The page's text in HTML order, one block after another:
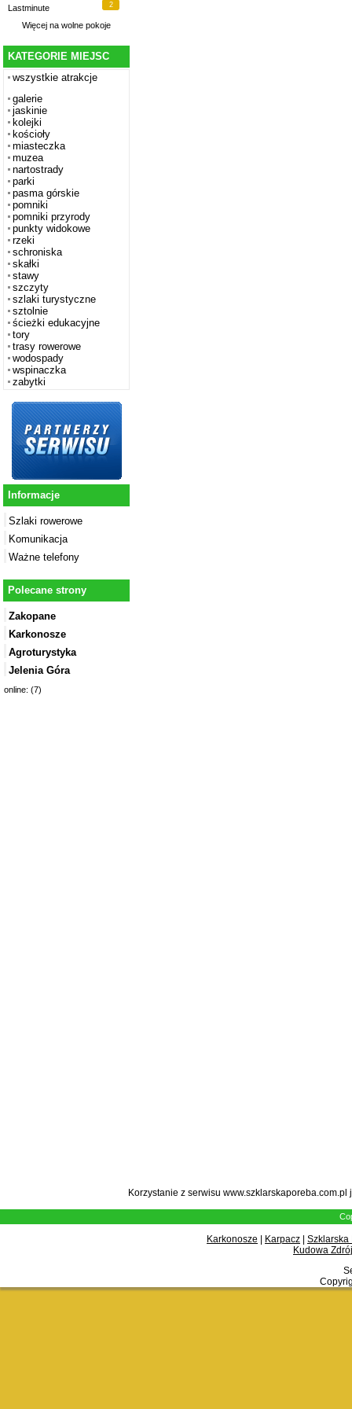
Lastminute 2
Więcej na wolne pokoje
KATEGORIE MIEJSC
wszystkie atrakcje
galerie
jaskinie
kolejki
kościoły
miasteczka
muzea
nartostrady
parki
pasma górskie
pomniki
pomniki przyrody
punkty widokowe
rzeki
schroniska
skałki
stawy
szczyty
szlaki turystyczne
sztolnie
ścieżki edukacyjne
tory
trasy rowerowe
wodospady
wspinaczka
zabytki
Informacje
Szlaki rowerowe
Komunikacja
Ważne telefony
Polecane strony
Zakopane
Karkonosze
Agroturystyka
Jelenia Góra
online: (7)
Korzystanie z serwisu
Karkonosze Karpacz
Szklarska
Kudowa